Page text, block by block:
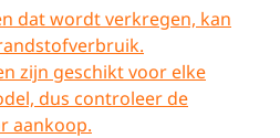
dat wordt verkregen, kan
zijn geschikt voor elke
dus controleer de
aankoop.